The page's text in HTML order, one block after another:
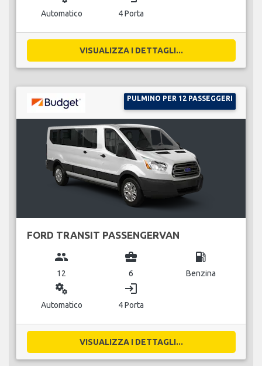
Automatico 4 Porta
VISUALIZZA I DETTAGLI...
PULMINO PER 12 PASSEGGERI
FORD TRANSIT PASSENGERVAN
group
12
business_center
6
local_gas_station
Benzina
miscellaneous_services
Automatico
login
4 Porta
VISUALIZZA I DETTAGLI...